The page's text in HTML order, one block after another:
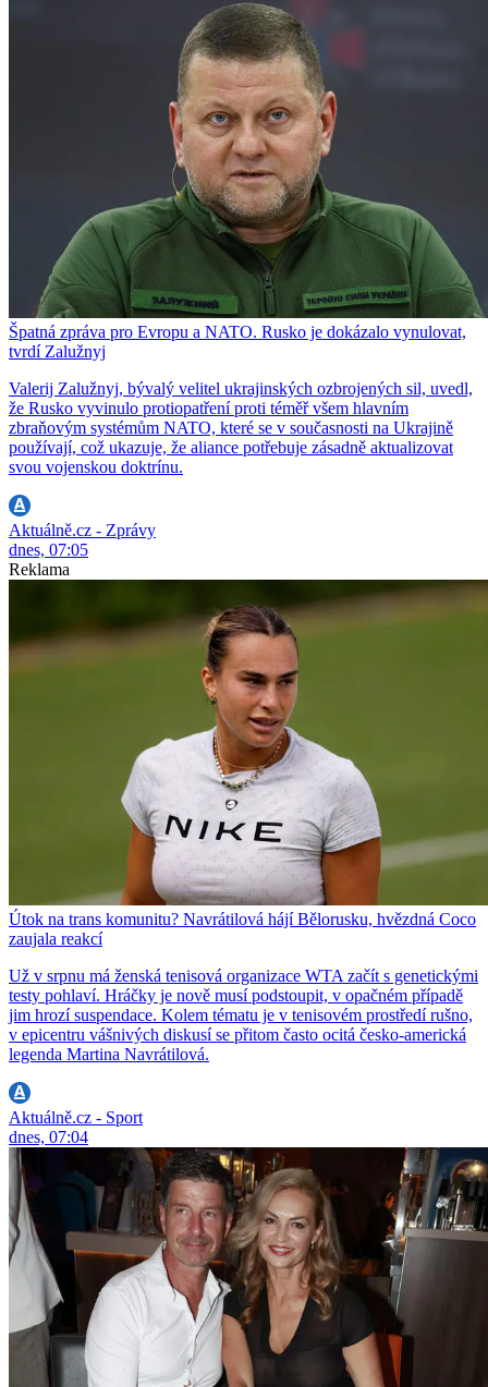
Špatná zpráva pro Evropu a NATO. Rusko je dokázalo vynulovat,
tvrdí Zalužnyj
Valerij Zalužnyj, bývalý velitel ukrajinských ozbrojených sil, uvedl,
že Rusko vyvinulo protiopatření proti téměř všem hlavním
zbraňovým systémům NATO, které se v současnosti na Ukrajině
používají, což ukazuje, že aliance potřebuje zásadně aktualizovat
svou vojenskou doktrínu.
Aktuálně.cz - Zprávy
dnes, 07:05
Reklama
Útok na trans komunitu? Navrátilová hájí Bělorusku, hvězdná Coco
zaujala reakcí
Už v srpnu má ženská tenisová organizace WTA začít s genetickými
testy pohlaví. Hráčky je nově musí podstoupit, v opačném případě
jim hrozí suspendace. Kolem tématu je v tenisovém prostředí rušno,
v epicentru vášnivých diskusí se přitom často ocitá česko-americká
legenda Martina Navrátilová.
Aktuálně.cz - Sport
dnes, 07:04